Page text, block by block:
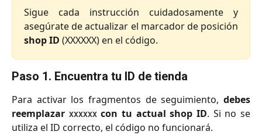
Sigue cada instrucción cuidadosamente y
asegúrate de actualizar el marcador de posición
shop ID (XXXXXX) en el código.
Paso 1. Encuentra tu ID de tienda
Para activar los fragmentos de seguimiento, debes
reemplazar XXXXXXcon tu actual shop ID. Si no se
utiliza el ID correcto, el código no funcionará.